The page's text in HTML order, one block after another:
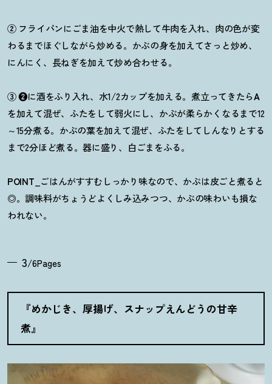
②フライパンにごま油を中火で熱して牛肉を入れ、肉の色が変
わるまでほぐしながら炒める。かぶの身を加えてさっと炒め、
にんにく、長ねぎを加えて炒め合わせる。
③ ❷に酒をふり入れ、水1/2カップを加える。煮立ってきたらA
を加えて混ぜ、ふたをして弱火にし、かぶが柔らかくなるまで12
～15分煮る。かぶの葉を加えて混ぜ、ふたをしてしんなりとする
まで2分ほど煮る。器に盛り、白ごまをふる。
POINT _ごはんがすすむしっかり味なので、かぶは皮ごと煮ると
◎。調味料がちょうどよくしみ込みつつ、かぶの味わいも損な
われない。
3/6Pages
『めかじき、厚揚げ、スナップえんどうの甘辛
煮』